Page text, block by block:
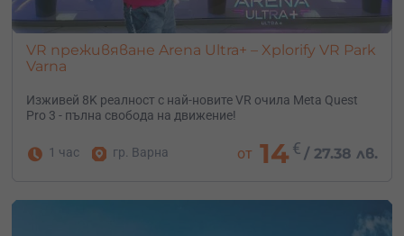
VR преживяване Arena Ultra+ – Xplorify VR Park
Varna
Изживей 8K реалност с най-новите VR очила Meta Quest
Pro 3 - пълна свобода на движение!
1 час гр. Варна от 14€ /27.38 лв.